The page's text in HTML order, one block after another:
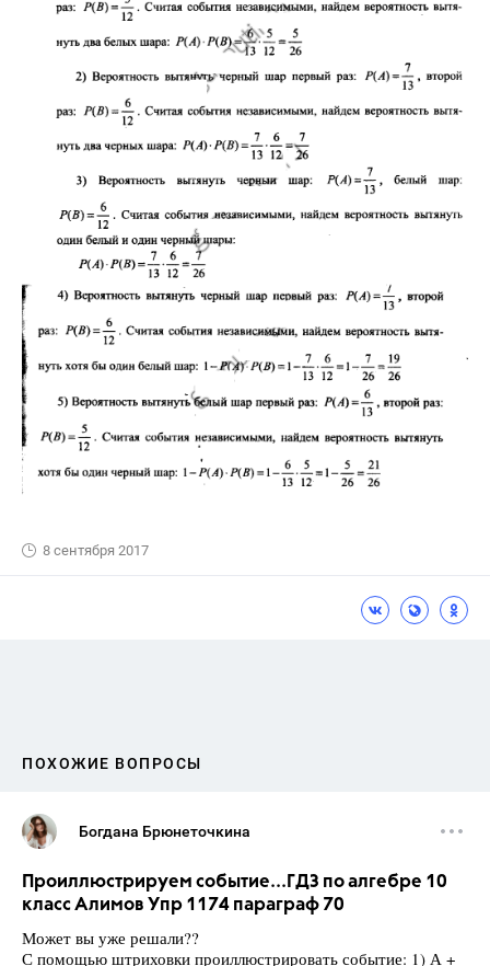
8 сентября 2017
ПОХОЖИЕ ВОПРОСЫ
Богдана Брюнеточкина
Проиллюстрируем событие...ГДЗ по алгебре 10
класс Алимов Упр 1174 параграф 70
Может вы уже решали??
С помощью штриховки проиллюстрировать событие: 1) А +